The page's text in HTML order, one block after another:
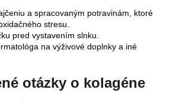
a spracovaným potravinám, ktoré
stresu.
pred vystavením slnku.
na výživové doplnky a iné
otázky o kolagéne